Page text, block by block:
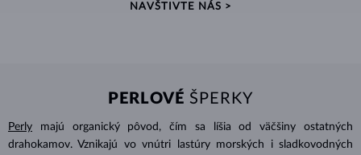
NAVŠTIVTE NÁS >
PERLOVÉ ŠPERKY
Perly
majú organický pôvod, čím sa líšia od väčšiny ostatných
drahokamov. Vznikajú vo vnútri lastúry morských i sladkovodných